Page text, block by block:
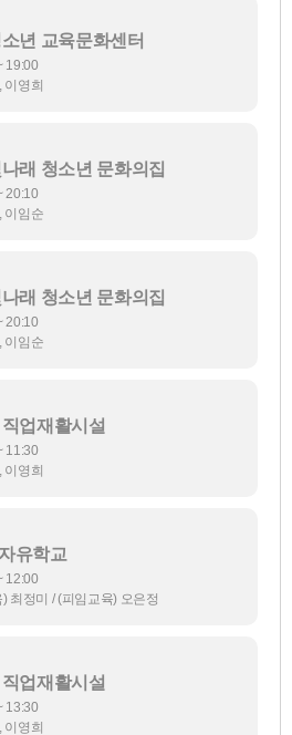
년 교육문화센터
19:00
이영희
래 청소년 문화의집
20:10
이임순
래 청소년 문화의집
20:10
이임순
업재활시설
11:30
이영희
유학교
12:00
최정미 / (피임교육) 오은정
업재활시설
13:30
이영희